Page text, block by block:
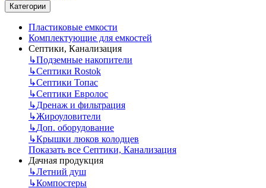
Категории
Пластиковые емкости
Комплектующие для емкостей
Септики, Канализация
↳Подземные накопители
↳Септики Rostok
↳Септики Топас
↳Септики Евролос
↳Дренаж и фильтрация
↳Жироуловители
↳Доп. оборудование
↳Крышки люков колодцев
Показать все Септики, Канализация
Дачная продукция
↳Летний душ
↳Компостеры